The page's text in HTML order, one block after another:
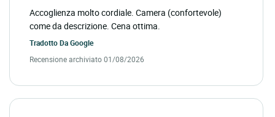
Accoglienza molto cordiale. Camera (confortevole)
come da descrizione. Cena ottima.
Tradotto DaGoogle
Recensione archiviato 01/08/2026